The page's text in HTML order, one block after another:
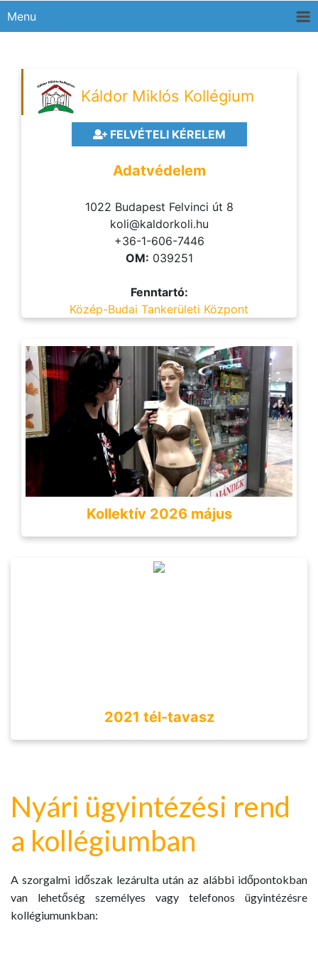
Menu
Káldor Miklós Kollégium
FELVÉTELI KÉRELEM
Adatvédelem
1022 Budapest Felvinci út 8
koli@kaldorkoli.hu
+36-1-606-7446
OM: 039251
Fenntartó:
Közép-Budai Tankerületi Központ
Kollektív 2026 május
2021 tél-tavasz
Nyári ügyintézési rend
a kollégiumban
A szorgalmi időszak lezárulta után az alábbi időpontokban
van lehetőség személyes vagy telefonos ügyintézésre
kollégiumunkban: